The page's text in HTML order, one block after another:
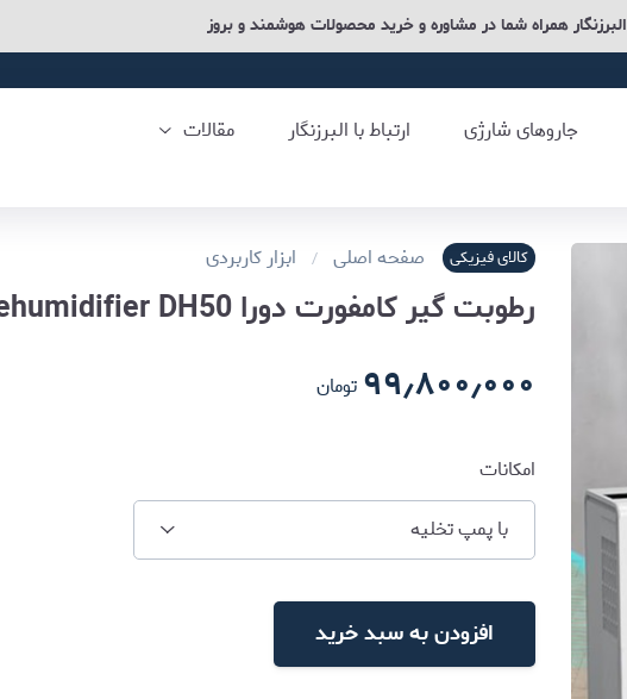
البرزنگار همراه شما در مشاوره و خرید محصولات هوشمند و بروز
جاروهای شارژی ارتباط با البرزنگار
مقالات
کالای فیزیکی صفحه اصلی ابزار کاربردی
رطوبت گیر کامفورت دورا Dura Dehumidifier DH50
۹۹٫۸۰۰٫۰۰۰ تومان
امکانات
با پمپ تخلیه
افزودن به سبد خرید